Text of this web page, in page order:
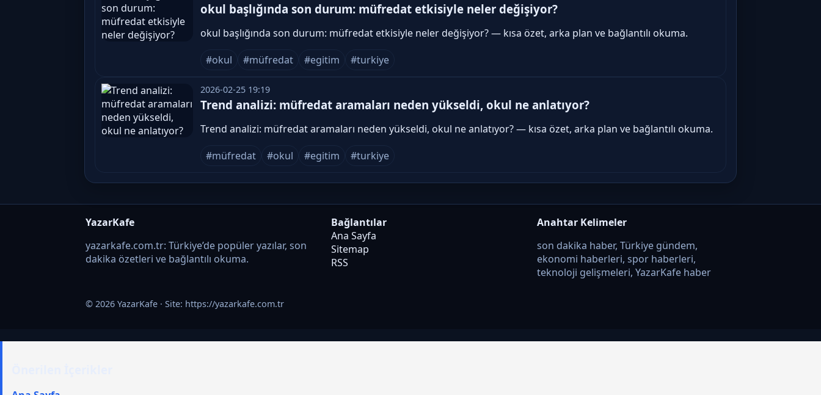
okul başlığında son durum: müfredat etkisiyle neler değişiyor?
okul başlığında son durum: müfredat etkisiyle neler değişiyor? — kısa özet, arka plan ve bağlantılı okuma.
#okul
#müfredat #egitim #turkiye
2026-02-25 19:19
Trend analizi: müfredat aramaları neden yükseldi, okul ne anlatıyor?
Trend analizi: müfredat aramaları neden yükseldi, okul ne anlatıyor? — kısa özet, arka plan ve bağlantılı okuma.
#müfredat
#okul #egitim #turkiye
YazarKafe
yazarkafe.com.tr: Türkiye’de popüler yazılar, son
dakika özetleri ve bağlantılı okuma.
Bağlantılar
Ana Sayfa
Sitemap
RSS
Anahtar Kelimeler
son dakika haber, Türkiye gündem,
ekonomi haberleri, spor haberleri,
teknoloji gelişmeleri, YazarKafe haber
© 2026 YazarKafe · Site: https://yazarkafe.com.tr